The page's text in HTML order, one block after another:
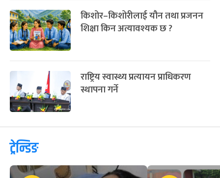
किशोर–किशोरीलाई यौन तथा प्रजनन
शिक्षा किन अत्यावश्यक छ ?
राष्ट्रिय स्वास्थ्य प्रत्यायन प्राधिकरण
स्थापना गर्ने
ट्रेन्डिङ